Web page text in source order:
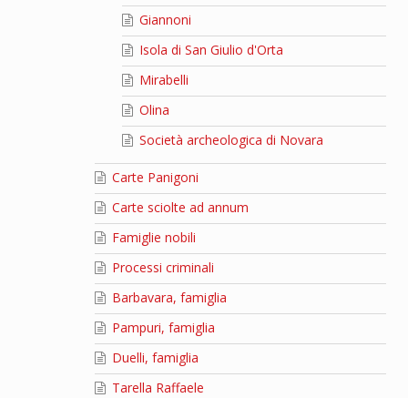
Giannoni
Isola di San Giulio d'Orta
Mirabelli
Olina
Società archeologica di Novara
Carte Panigoni
Carte sciolte ad annum
Famiglie nobili
Processi criminali
Barbavara, famiglia
Pampuri, famiglia
Duelli, famiglia
Tarella Raffaele